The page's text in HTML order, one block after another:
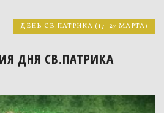
ДЕНЬ СВ.ПАТРИКА (17-27 МАРТА)
ДНЯ СВ.ПАТРИКА